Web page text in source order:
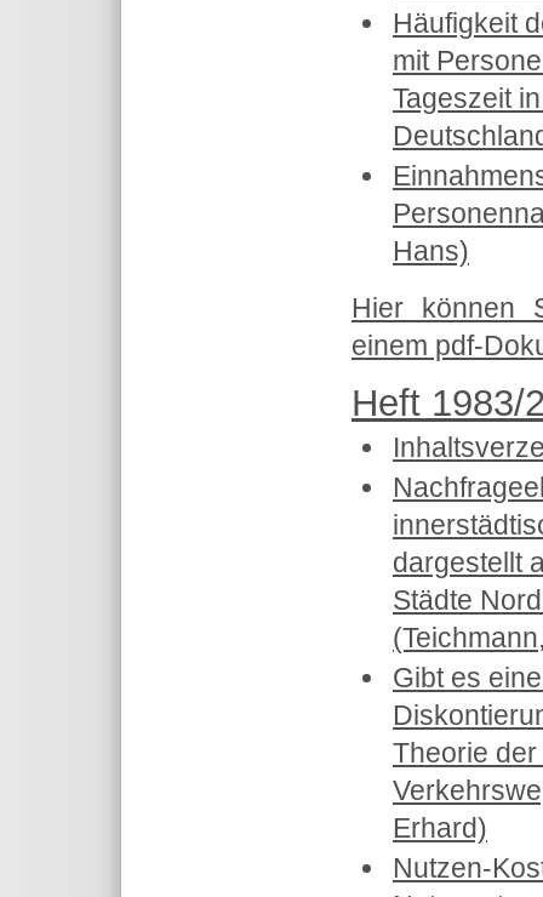
Häufigkeit
mit
Tageszeit
Hans)
Hier können
einem pdf-
Heft 1983/
dargestellt
Städte
Gibt es
Theorie
Erhard)
Nutzen-